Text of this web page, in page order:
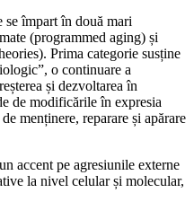
se împart în două mari
(programmed aging) și
Prima categorie susține
o continuare a
și dezvoltarea în
de modificările în expresia
menținere, reparare și apărare
accent pe agresiunile externe
la nivel celular și molecular,